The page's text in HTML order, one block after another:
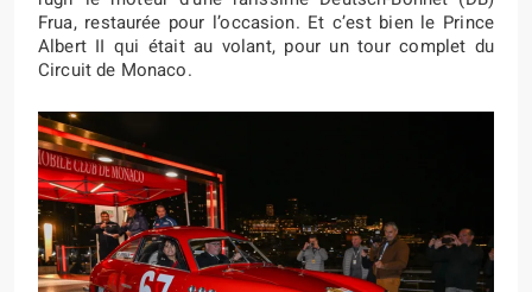
Frua, restaurée pour l’occasion. Et c’est bien le Prince
Albert II qui était au volant, pour un tour complet du
Circuit de Monaco.